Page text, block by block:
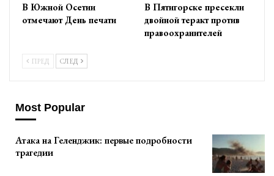
В Южной Осетии
отмечают День печати
В Пятигорске пресекли
двойной теракт против
правоохранителей
ПРЕД СЛЕД
Most Popular
Атака на Геленджик: первые подробности
трагедии